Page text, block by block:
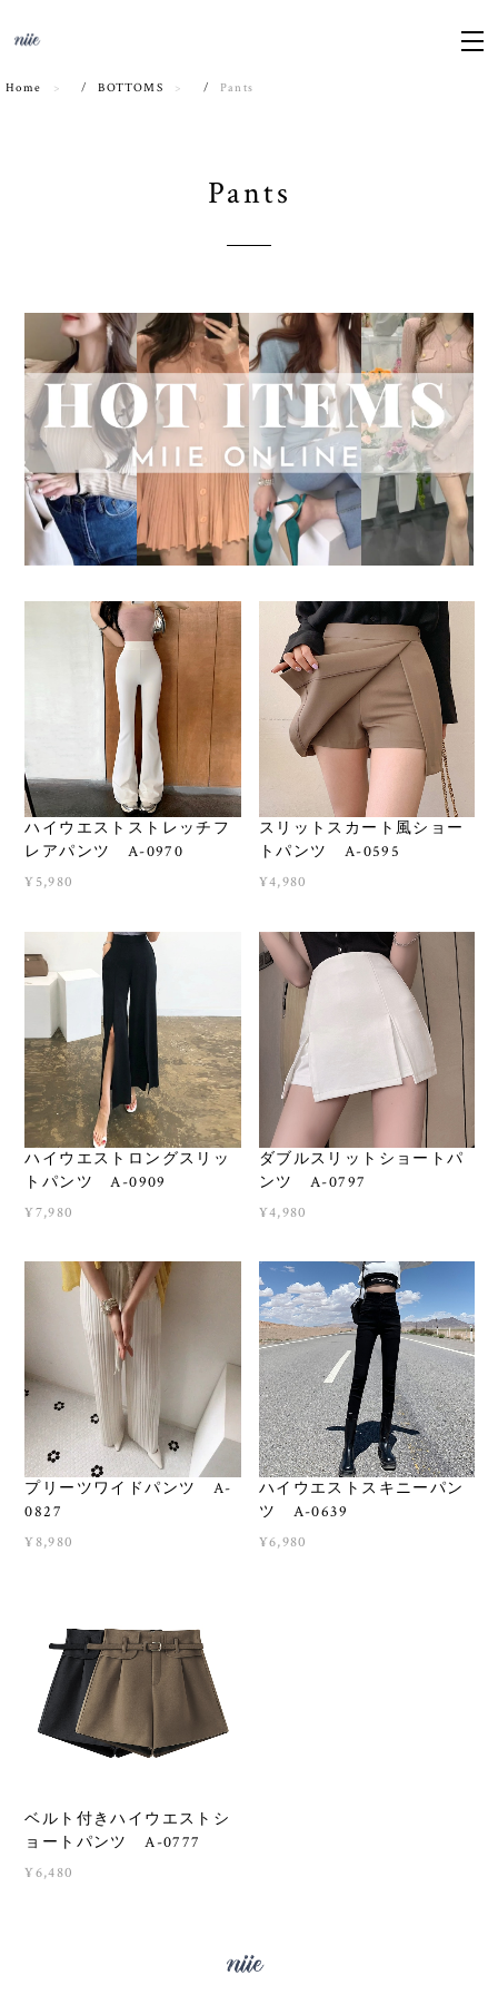
Home BOTTOMS Pants
Pants
ハイウエストストレッチフ
レアパンツ A-0970
¥5,980
スリットスカート風ショー
トパンツ A-0595
¥4,980
ハイウエストロングスリッ
トパンツ A-0909
¥7,980
ダブルスリットショートパ
ンツ A-0797
¥4,980
プリーツワイドパンツ A-
0827
¥8,980
ハイウエストスキニーパン
ツ A-0639
¥6,980
ベルト付きハイウエストシ
ョートパンツ A-0777
¥6,480